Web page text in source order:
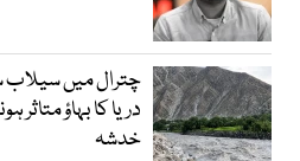
چترال میں
دریا کا بہاؤ
خدشہ